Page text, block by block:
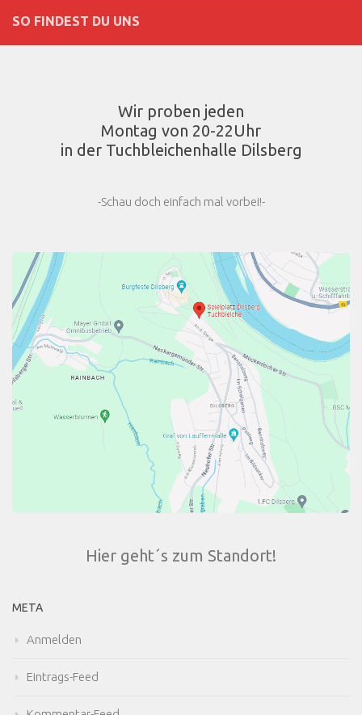
SO FINDEST DU UNS
Wir proben jeden
Montag von 20-22Uhr
in der Tuchbleichenhalle Dilsberg
-Schau doch einfach mal vorbei!-
Hier geht´s zum Standort!
META
Anmelden
Eintrags-Feed